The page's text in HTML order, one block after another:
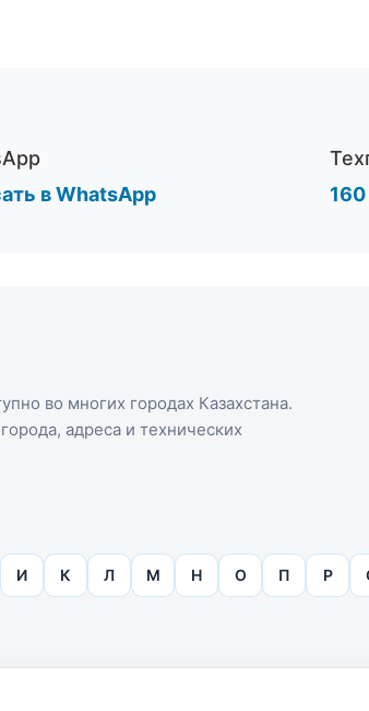
в WhatsApp
160
во многих городах Казахстана.
адреса и технических
И К Л М Н О П Р